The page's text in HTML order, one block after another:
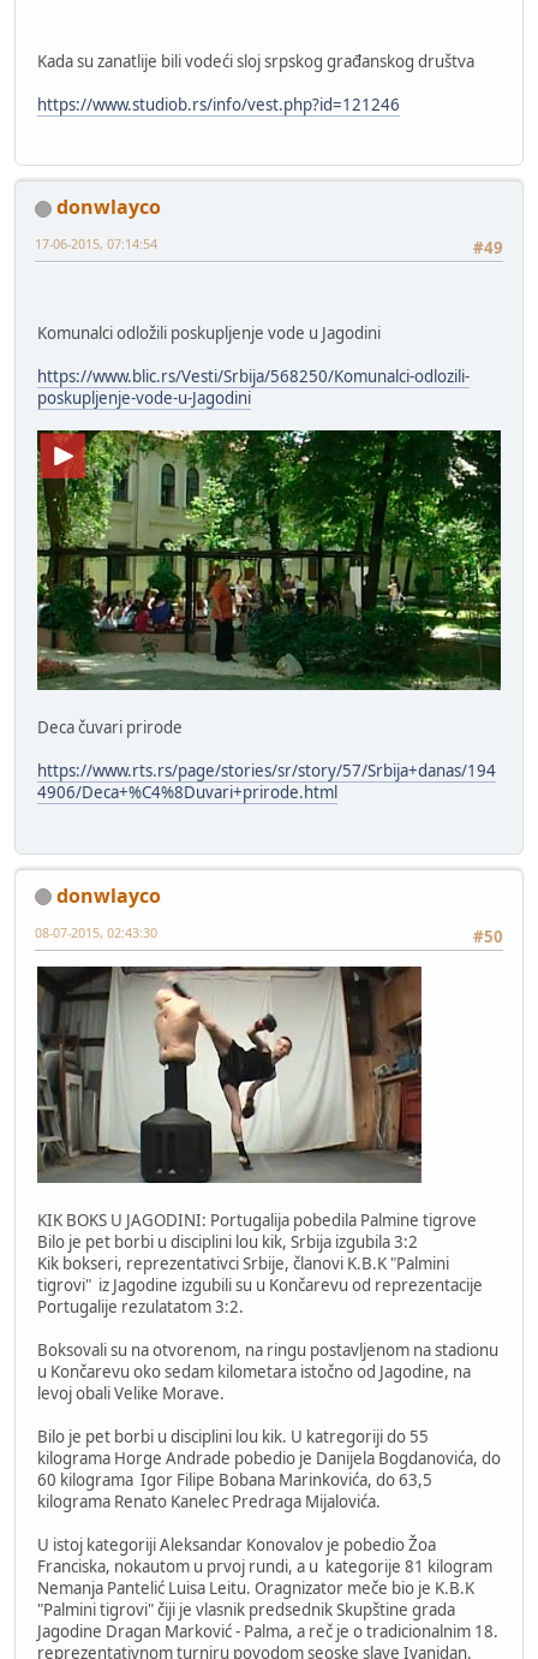
Kada su zanatlije bili vodeći sloj srpskog građanskog društva
https://www.studiob.rs/info/vest.php?id=121246
donwlayco
#49
17-06-2015, 07:14:54
Komunalci odložili poskupljenje vode u Jagodini
https://www.blic.rs/Vesti/Srbija/568250/Komunalci-odlozili-
poskupljenje-vode-u-Jagodini
Deca čuvari prirode
https://www.rts.rs/page/stories/sr/story/57/Srbija+danas/194
4906/Deca+%C4%8Duvari+prirode.html
donwlayco
#50
08-07-2015, 02:43:30
KIK BOKS U JAGODINI: Portugalija pobedila Palmine tigrove
Bilo je pet borbi u disciplini lou kik, Srbija izgubila 3:2
Kik bokseri, reprezentativci Srbije, članovi K.B.K "Palmini
tigrovi" iz Jagodine izgubili su u Končarevu od reprezentacije
Portugalije rezulatatom 3:2.
Boksovali su na otvorenom, na ringu postavljenom na stadionu
u Končarevu oko sedam kilometara istočno od Jagodine, na
levoj obali Velike Morave.
Bilo je pet borbi u disciplini lou kik. U katregoriji do 55
kilograma Horge Andrade pobedio je Danijela Bogdanovića, do
60 kilograma Igor Filipe Bobana Marinkovića, do 63,5
kilograma Renato Kanelec Predraga Mijalovića.
U istoj kategoriji Aleksandar Konovalov je pobedio Žoa
Franciska, nokautom u prvoj rundi, a u kategorije 81 kilogram
Nemanja Pantelić Luisa Leitu. Oragnizator meče bio je K.B.K
"Palmini tigrovi" čiji je vlasnik predsednik Skupštine grada
Jagodine Dragan Marković - Palma, a reč je o tradicionalnim 18.
reprezentativnom turniru povodom seoske slave Ivanjdan.